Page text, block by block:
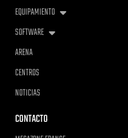
EQUIPAMIENTO
SOFTWARE
ARENA
CENTROS
NOTICIAS
CONTACTO